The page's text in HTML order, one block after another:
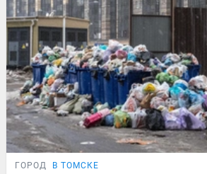
ГОРОД В ТОМСКЕ